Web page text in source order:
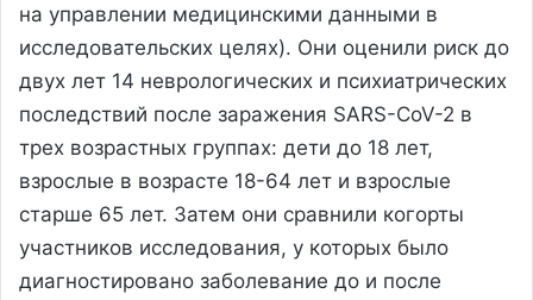
на управлении медицинскими данными в
исследовательских целях). Они оценили риск до
двух лет 14 неврологических и психиатрических
последствий после заражения SARS-CoV-2 в
трех возрастных группах: дети до 18 лет,
взрослые в возрасте 18-64 лет и взрослые
старше 65 лет. Затем они сравнили когорты
участников исследования, у которых было
диагностировано заболевание до и после